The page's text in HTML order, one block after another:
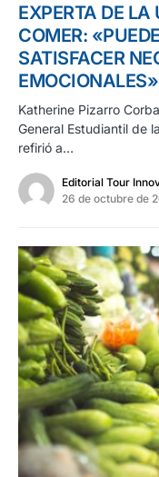
EXPERTA DE
COMER:
SATISFACER
EMOCIONALES»
Katherine Pizarro
General Estudiantil de
refirió a…
Editorial Tour
26 de octubre de